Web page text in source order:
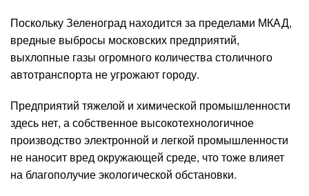
Поскольку Зеленоград находится за пределами МКАД,
вредные выбросы московских предприятий,
выхлопные газы огромного количества столичного
автотранспорта не угрожают городу.
Предприятий тяжелой и химической промышленности
здесь нет, а собственное высокотехнологичное
производство электронной и легкой промышленности
не наносит вред окружающей среде, что тоже влияет
на благополучие экологической обстановки.